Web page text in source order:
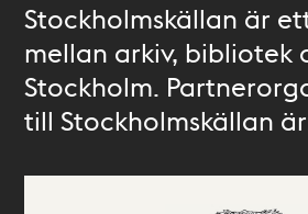
Stockholmskällan är
mellan arkiv, bibliotek
Stockholm.
till Stockholmskällan